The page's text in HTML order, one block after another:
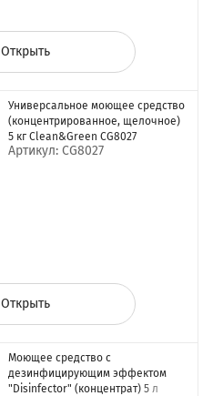
Открыть
Универсальное моющее средство
(концентрированное, щелочное)
5 кг Clean&Green CG8027
Артикул: CG8027
Открыть
Моющее средство с
дезинфицирующим эффектом
"Disinfector" (концентрат) 5 л